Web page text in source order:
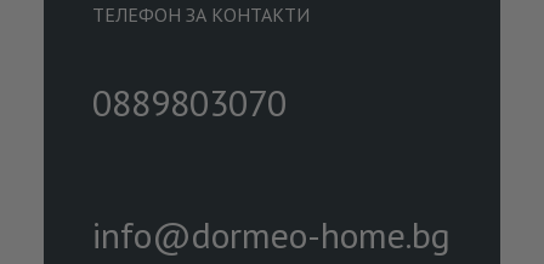
ТЕЛЕФОН ЗА КОНТАКТИ
0889803070
info@dormeo-home.bg